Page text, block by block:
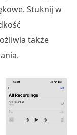
Stuknij w
także